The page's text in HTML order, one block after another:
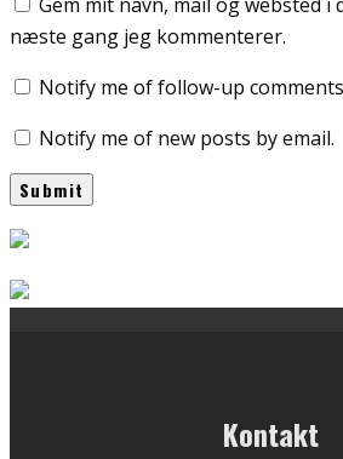
næste gang jeg kommenterer.
Notify me of follow-up
Notify me of new posts by email.
Kontakt